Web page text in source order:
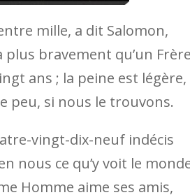
mille, a dit Salomon,
bravement qu’un
ans ; la peine est légère,
peu, si nous le trouvons.
vingt-dix-neuf indécis
nous ce qu’y voit le
Homme aime ses amis,